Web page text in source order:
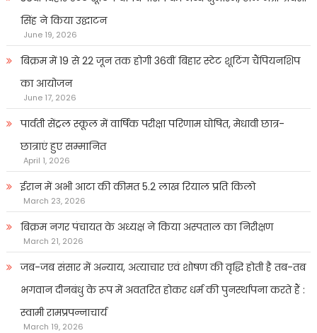
सिंह ने किया उद्घाटन
June 19, 2026
बिक्रम में 19 से 22 जून तक होगी 36वीं बिहार स्टेट शूटिंग चैंपियनशिप
का आयोजन
June 17, 2026
पार्वती सेंट्रल स्कूल में वार्षिक परीक्षा परिणाम घोषित, मेधावी छात्र-
छात्राएं हुए सम्मानित
April 1, 2026
ईरान में अभी आटा की कीमत 5.2 लाख रियाल प्रति किलो
March 23, 2026
बिक्रम नगर पंचायत के अध्यक्ष ने किया अस्पताल का निरीक्षण
March 21, 2026
जब-जब संसार में अन्याय, अत्याचार एवं शोषण की वृद्धि होती है तब-तब
भगवान दीनबंधु के रूप में अवतरित होकर धर्म की पुनर्स्थापना करते हैं :
स्वामी रामप्रपन्नाचार्य
March 19, 2026